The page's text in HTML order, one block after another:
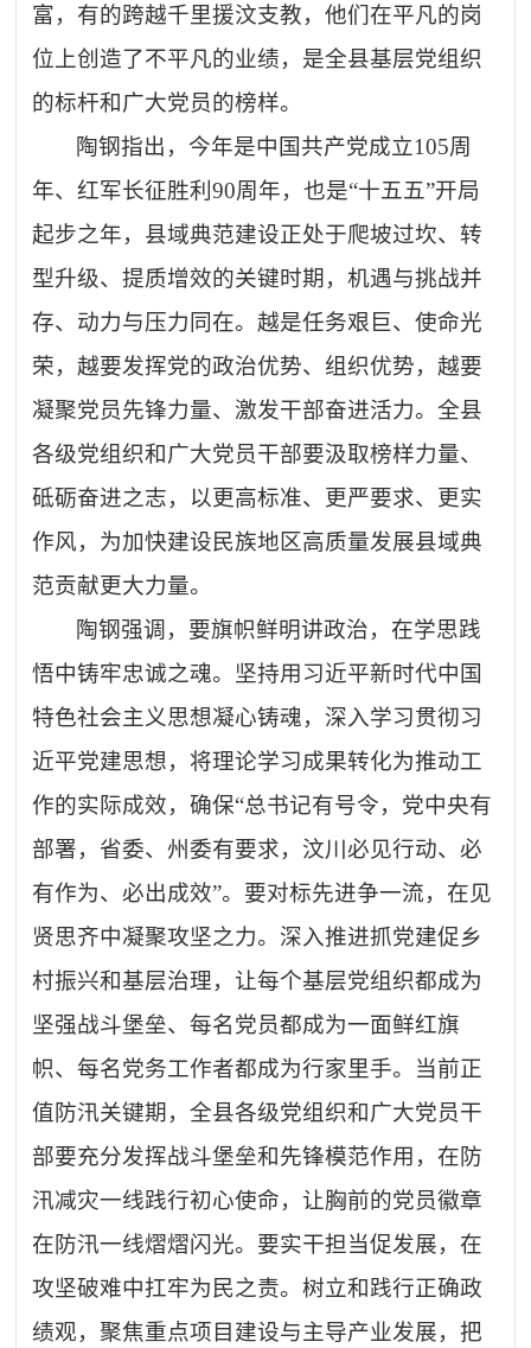
富，有的跨越千里援汶支教，他们在平凡的岗
位上创造了不平凡的业绩，是全县基层党组织
的标杆和广大党员的榜样。
陶钢指出，今年是中国共产党成立105周
年、红军长征胜利90周年，也是“十五五”开局
起步之年，县域典范建设正处于爬坡过坎、转
型升级、提质增效的关键时期，机遇与挑战并
存、动力与压力同在。越是任务艰巨、使命光
荣，越要发挥党的政治优势、组织优势，越要
凝聚党员先锋力量、激发干部奋进活力。全县
各级党组织和广大党员干部要汲取榜样力量、
砥砺奋进之志，以更高标准、更严要求、更实
作风，为加快建设民族地区高质量发展县域典
范贡献更大力量。
陶钢强调，要旗帜鲜明讲政治，在学思践
悟中铸牢忠诚之魂。坚持用习近平新时代中国
特色社会主义思想凝心铸魂，深入学习贯彻习
近平党建思想，将理论学习成果转化为推动工
作的实际成效，确保“总书记有号令，党中央有
部署，省委、州委有要求，汶川必见行动、必
有作为、必出成效”。要对标先进争一流，在见
贤思齐中凝聚攻坚之力。深入推进抓党建促乡
村振兴和基层治理，让每个基层党组织都成为
坚强战斗堡垒、每名党员都成为一面鲜红旗
帜、每名党务工作者都成为行家里手。当前正
值防汛关键期，全县各级党组织和广大党员干
部要充分发挥战斗堡垒和先锋模范作用，在防
汛减灾一线践行初心使命，让胸前的党员徽章
在防汛一线熠熠闪光。要实干担当促发展，在
攻坚破难中扛牢为民之责。树立和践行正确政
绩观，聚焦重点项目建设与主导产业发展，把